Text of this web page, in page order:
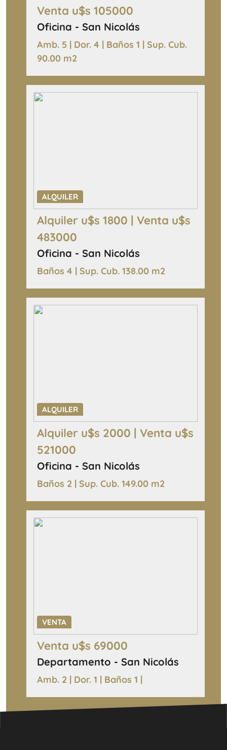
Venta u$s 105000
Oficina - San Nicolás
Amb. 5 | Dor. 4 | Baños 1 | Sup. Cub.
90.00 m2
ALQUILER
Alquiler u$s 1800 | Venta u$s
483000
Oficina - San Nicolás
Baños 4 | Sup. Cub. 138.00 m2
ALQUILER
Alquiler u$s 2000 | Venta u$s
521000
Oficina - San Nicolás
Baños 2 | Sup. Cub. 149.00 m2
VENTA
Venta u$s 69000
Departamento - San Nicolás
Amb. 2 | Dor. 1 | Baños 1 |